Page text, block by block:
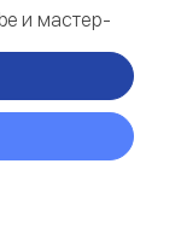
и мастер-
только